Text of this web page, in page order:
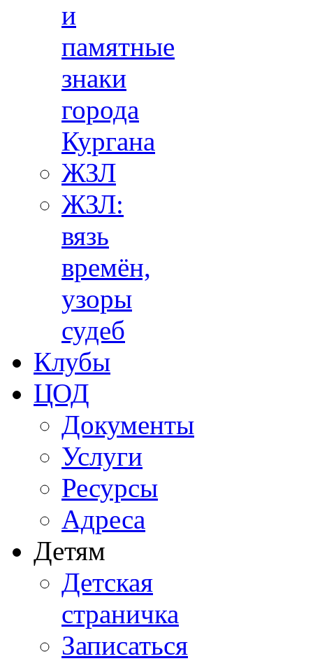
и
памятные
знаки
города
Кургана
ЖЗЛ
ЖЗЛ:
вязь
времён,
узоры
судеб
Клубы
ЦОД
Документы
Услуги
Ресурсы
Адреса
Детям
Детская
страничка
Записаться